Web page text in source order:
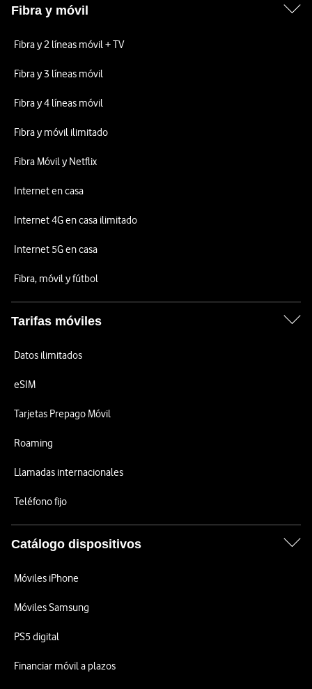
Fibra y móvil
Fibra y 2 líneas móvil + TV
Fibra y 3 líneas móvil
Fibra y 4 líneas móvil
Fibra y móvil ilimitado
Fibra Móvil y Netflix
Internet en casa
Internet 4G en casa ilimitado
Internet 5G en casa
Fibra, móvil y fútbol
Tarifas móviles
Datos ilimitados
eSIM
Tarjetas Prepago Móvil
Roaming
Llamadas internacionales
Teléfono fijo
Catálogo dispositivos
Móviles iPhone
Móviles Samsung
PS5 digital
Financiar móvil a plazos